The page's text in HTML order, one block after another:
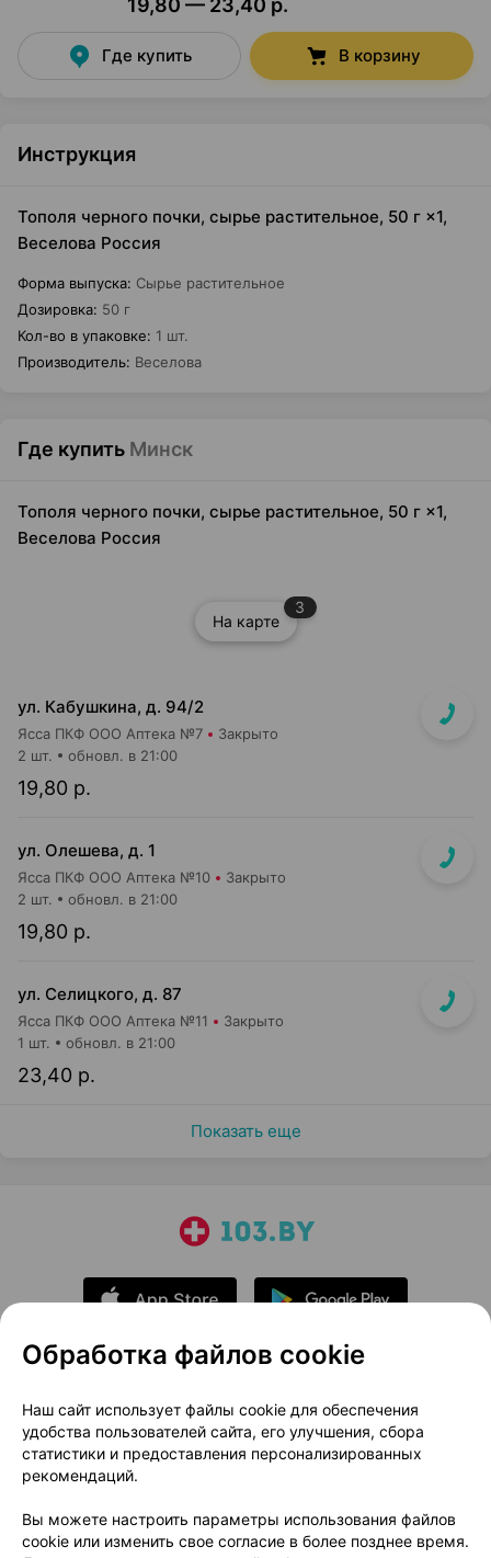
19,80 — 23,40 р.
Где купить В корзину
Инструкция
Тополя черного почки, сырье растительное, 50 г ×1,
Веселова Россия
Форма выпуска: Сырье растительное
Дозировка: 50 г
Кол-во в упаковке: 1 шт.
Производитель: Веселова
Где купить Минск
Тополя черного почки, сырье растительное, 50 г ×1,
Веселова Россия
На карте
3
ул. Кабушкина, д. 94/2
Ясса ПКФ ООО Аптека №7 Закрыто
19,80 р.
2 шт. обновл. в 21:00
ул. Олешева, д. 1
Ясса ПКФ ООО Аптека №10 Закрыто
19,80 р.
2 шт. обновл. в 21:00
ул. Селицкого, д. 87
Ясса ПКФ ООО Аптека №11 Закрыто
23,40 р.
1 шт. обновл. в 21:00
Показать еще
О проекте
Новости проекта
Размещение рекламы
Медицинский маркетинг
Публичный договор
Доставка
Способы оплаты
Вакансии
Партнеры
Обработка файлов cookie
Наш сайт использует файлы cookie для обеспечения
удобства пользователей сайта, его улучшения, сбора
статистики и предоставления персонализированных
рекомендаций.
Вы можете настроить параметры использования файлов
cookie или изменить свое согласие в более позднее время.